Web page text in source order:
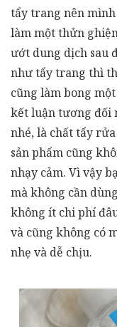
tẩy trang nên
làm một thửn
ướt dung dịch sau
như tẩy trang thì
cũng làm bong
kết luận tương đối
nhé, là chất tẩy
sản phẩm cũng
nhạy cảm. Vì vậy
mà không cần
không ít chi phí
và cũng không có
nhẹ và dễ chịu.